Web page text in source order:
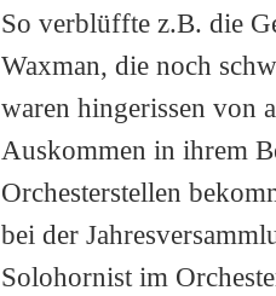
So verblüffte z.B. die
Waxman, die noch
waren hingerissen von
Auskommen in ihrem
Orchesterstellen
bei der
Solohornist im